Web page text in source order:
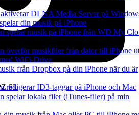
DLNA Media Server på
din musik på iPhone
spelar musik på iPhone från WD My
överför musikfiler från dator till iPhone
WiFi-Drive
från Dropbox på din iPhone när du är
redigerar ID3-taggar på iPhone och Mac
spelar lokala filer (iTunes-filer) på min
SL